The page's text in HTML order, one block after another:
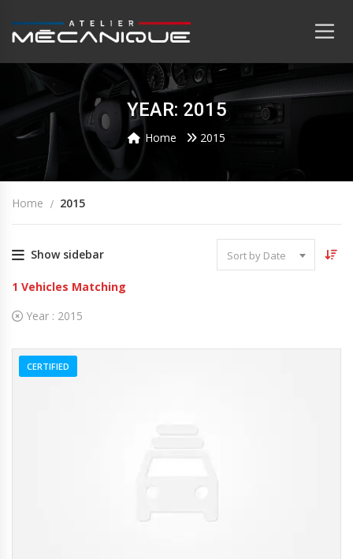
YEAR: 2015
Home 2015
Home 2015
Show sidebar Sort by Date
1 Vehicles Matching
Year : 2015
CERTIFIED